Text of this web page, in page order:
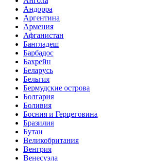
Андорра
Аргентина
Армения
Афганистан
Бангладеш
Барбадос
Бахрейн
Беларусь
Бельгия
Бермудские острова
Болгария
Боливия
Босния и Герцеговина
Бразилия
Бутан
Великобритания
Венгрия
Венесуэла